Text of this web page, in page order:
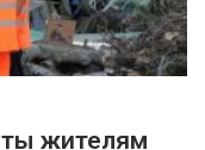
жителям